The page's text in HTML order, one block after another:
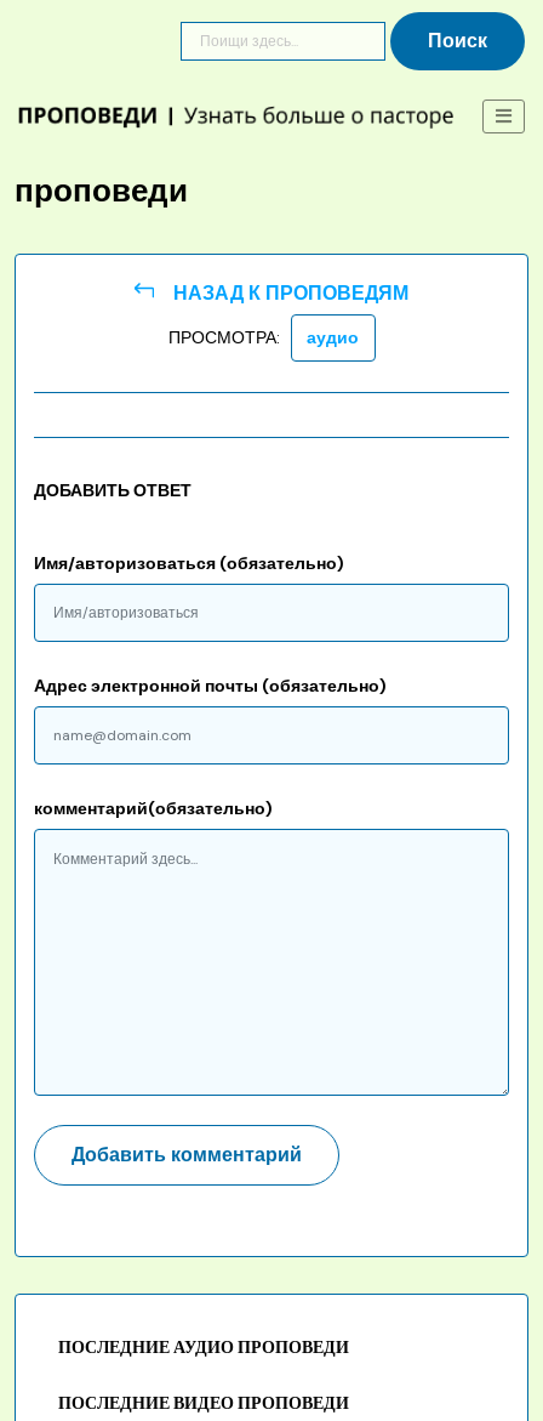
проповеди
НАЗАД К ПРОПОВЕДЯМ
ПРОСМОТРА: аудио
ДОБАВИТЬ ОТВЕТ
комментарий(обязательно)
Имя/авторизоваться (обязательно)
Адрес электронной почты (обязательно)
ПОСЛЕДНИЕ АУДИО ПРОПОВЕДИ
ПОСЛЕДНИЕ ВИДЕО ПРОПОВЕДИ